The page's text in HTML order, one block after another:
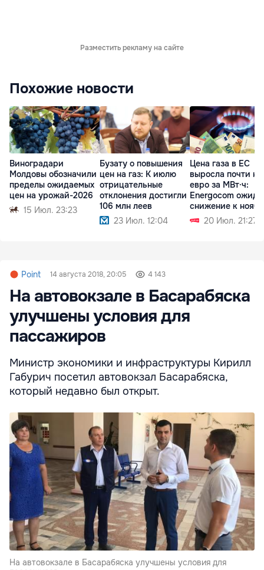
Разместить рекламу на сайте
Похожие новости
Виноградари
Молдовы обозначили
пределы ожидаемых
цен на урожай-2026
15 Июл. 23:23
Бузату о повышения
цен на газ: К июлю
отрицательные
отклонения достигли
106 млн леев
23 Июл. 12:04
Цена газа в ЕС
выросла почти на
евро за МВт·ч:
Energocom
снижение к
20 Июл. 21:27
Point 14 августа 2018, 20:05 4 143
На автовокзале в Басарабяска
улучшены условия для
пассажиров
Министр экономики и инфраструктуры Кирилл
Габурич посетил автовокзал Басарабяска,
который недавно был открыт.
На автовокзале в Басарабяска улучшены условия для